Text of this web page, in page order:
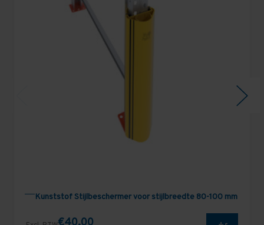
Kunststof Stijlbeschermer voor stijlbreedte 80-100 mm